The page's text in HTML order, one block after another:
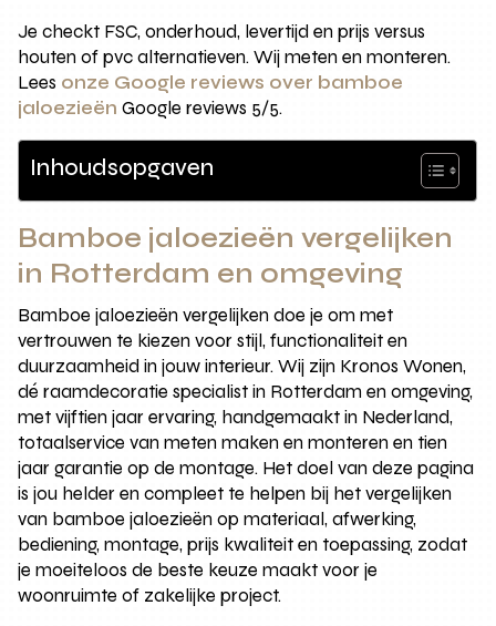
Je checkt FSC, onderhoud, levertijd en prijs versus
houten of pvc alternatieven. Wij meten en monteren.
Lees onze Google reviews over bamboe
jaloezieën Google reviews 5/5.
Inhoudsopgaven
Bamboe jaloezieën vergelijken
in Rotterdam en omgeving
Bamboe jaloezieën vergelijken doe je om met
vertrouwen te kiezen voor stijl, functionaliteit en
duurzaamheid in jouw interieur. Wij zijn Kronos Wonen,
dé raamdecoratie specialist in Rotterdam en omgeving,
met vijftien jaar ervaring, handgemaakt in Nederland,
totaalservice van meten maken en monteren en tien
jaar garantie op de montage. Het doel van deze pagina
is jou helder en compleet te helpen bij het vergelijken
van bamboe jaloezieën op materiaal, afwerking,
bediening, montage, prijs kwaliteit en toepassing, zodat
je moeiteloos de beste keuze maakt voor je
woonruimte of zakelijke project.